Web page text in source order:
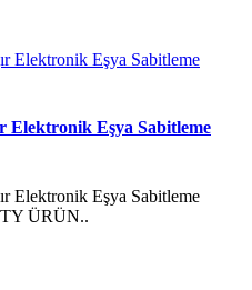
Elektronik Eşya Sabitleme
Elektronik Eşya Sabitleme
ÜRÜN..